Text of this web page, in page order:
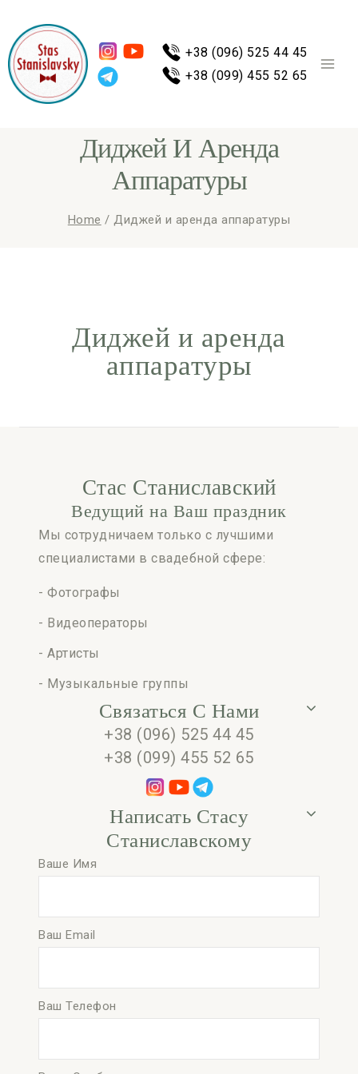
+38 (096) 525 44 45
+38 (099) 455 52 65
Диджей И Аренда
Аппаратуры
Home / Диджей и аренда аппаратуры
Диджей и аренда
аппаратуры
Стас Станиславский
Ведущий на Ваш праздник
Мы сотрудничаем только с лучшими
специалистами в свадебной сфере:
- Фотографы
- Видеоператоры
- Артисты
- Музыкальные группы
Связаться С Нами
+38 (096) 525 44 45
+38 (099) 455 52 65
Написать Стасу
Станиславскому
Ваше Имя
Ваш Email
Ваш Телефон